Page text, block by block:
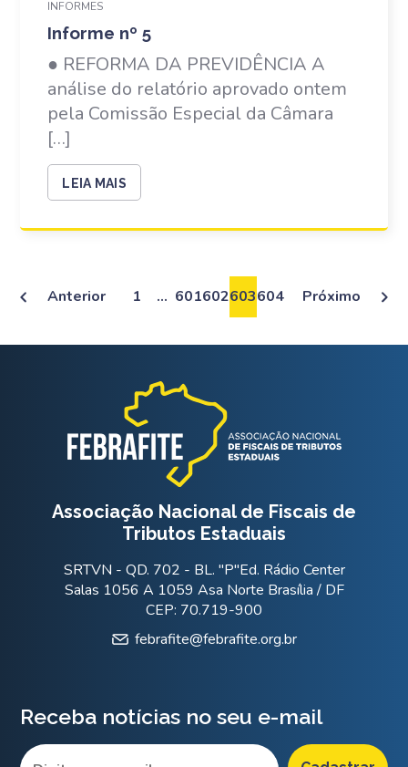
INFORMES
Informe nº 5
● REFORMA DA PREVIDÊNCIA A
análise do relatório aprovado ontem
pela Comissão Especial da Câmara
[…]
LEIA MAIS
Anterior 1 … 601602603604 Próximo
Associação Nacional de Fiscais de
Tributos Estaduais
SRTVN - QD. 702 - BL. "P"Ed. Rádio Center
Salas 1056 A 1059 Asa Norte Brasília / DF
CEP: 70.719-900
febrafite@febrafite.org.br
Receba notícias no seu e-mail